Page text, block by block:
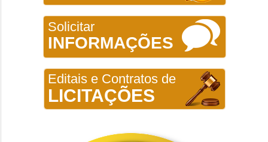
Solicitar
INFORMAÇÕES
Editais e Contratos de
LICITAÇÕES